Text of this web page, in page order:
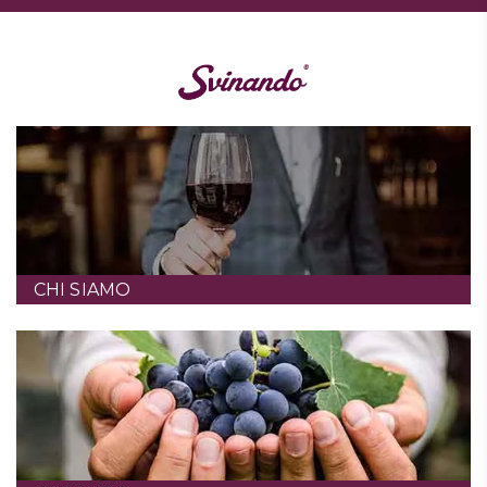
CHI SIAMO